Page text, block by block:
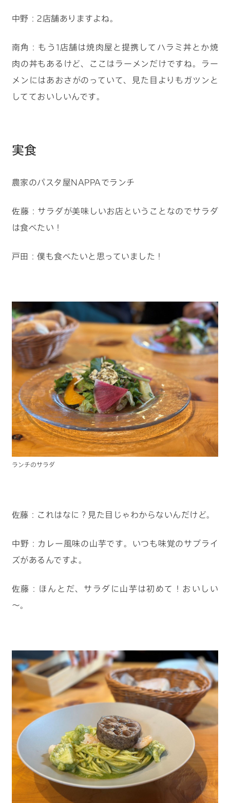
中野：2店舗ありますよね。
南角：もう1店舗は焼肉屋と提携してハラミ丼とか焼
肉の丼もあるけど、ここはラーメンだけですね。ラー
メンにはあおさがのっていて、見た目よりもガツンと
してておいしいんです。
実食
農家のパスタ屋NAPPAでランチ
佐藤：サラダが美味しいお店ということなのでサラダ
は食べたい！
戸田：僕も食べたいと思っていました！
ランチのサラダ
佐藤：これはなに？見た目じゃわからないんだけど。
中野：カレー風味の山芋です。いつも味覚のサプライ
ズがあるんですよ。
佐藤：ほんとだ、サラダに山芋は初めて！おいしい
～。